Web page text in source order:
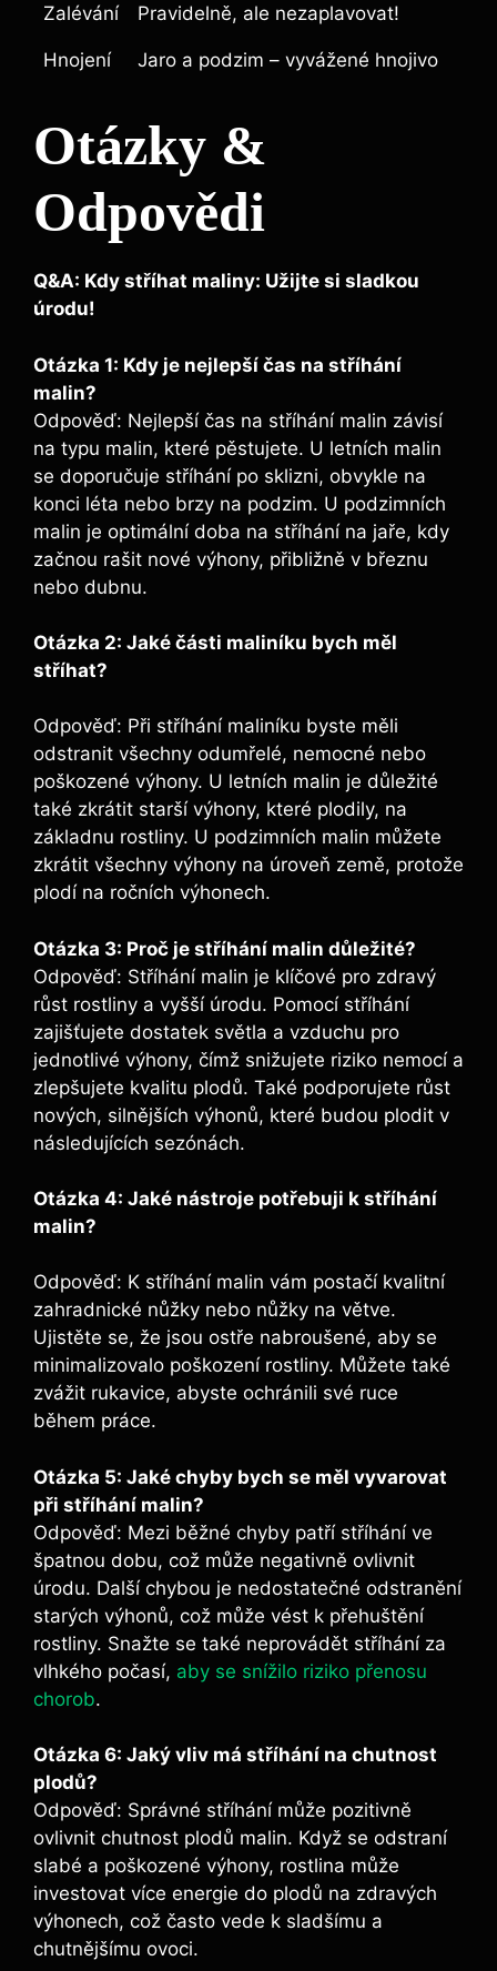
Zalévání Pravidelně, ale ‌nezaplavovat!
Hnojení Jaro a podzim – vyvážené hnojivo
Otázky ⁤&
Odpovědi
Q&A: Kdy stříhat maliny: Užijte si sladkou
úrodu!
Otázka 1: Kdy je nejlepší ⁣čas na stříhání
⁤malin?
Odpověď: Nejlepší čas na stříhání malin závisí
na typu⁣ malin,‌ které pěstujete. U letních malin
se doporučuje stříhání po sklizni, obvykle na
konci léta nebo brzy na podzim. U ‍podzimních
malin‍ je optimální doba na stříhání⁣ na jaře, kdy
začnou rašit⁣ nové výhony, přibližně v březnu
nebo dubnu.
Otázka 2: Jaké části maliníku​ bych měl
‍stříhat?
Odpověď: Při stříhání maliníku byste měli
odstranit všechny odumřelé, nemocné nebo
poškozené výhony. U letních malin je důležité
také zkrátit starší výhony, které plodily, na
základnu rostliny. U podzimních malin ‌můžete
zkrátit všechny výhony na úroveň země, protože
plodí na ročních výhonech.
Otázka 3: Proč je stříhání malin důležité?
Odpověď: Stříhání⁣ malin⁢ je klíčové pro zdravý
růst rostliny a⁤ vyšší úrodu. Pomocí stříhání
zajišťujete dostatek ‌světla a vzduchu pro
jednotlivé výhony, čímž snižujete riziko nemocí a
zlepšujete kvalitu ⁢plodů. Také podporujete růst
nových, silnějších výhonů,‌ které budou plodit v
následujících sezónách.
Otázka 4: Jaké ⁣nástroje potřebuji k stříhání
⁣malin?
Odpověď: K stříhání malin vám postačí kvalitní
zahradnické nůžky nebo nůžky na větve.
Ujistěte se, ⁣že jsou ostře nabroušené, aby se
minimalizovalo poškození‍ rostliny. Můžete také
zvážit rukavice, abyste ochránili své ruce
během práce.
Otázka 5: Jaké chyby ‍bych se měl ​vyvarovat
při stříhání ‍malin?
Odpověď: Mezi běžné chyby ⁢patří‌ stříhání ve
špatnou dobu, což může ⁣negativně ovlivnit
úrodu. Další ⁤chybou je nedostatečné​ odstranění‍
starých výhonů, což může vést k ‍přehuštění
rostliny. Snažte se také neprovádět stříhání za
vlhkého počasí, aby se snížilo riziko přenosu
chorob.
Otázka 6: Jaký vliv má stříhání na chutnost
plodů?
Odpověď: Správné stříhání může pozitivně
ovlivnit chutnost plodů malin. Když se odstraní
slabé a poškozené výhony,⁢ rostlina může
investovat více energie‌ do plodů na zdravých
výhonech, což ​často vede k sladšímu ‍a
chutnějšímu ovoci.